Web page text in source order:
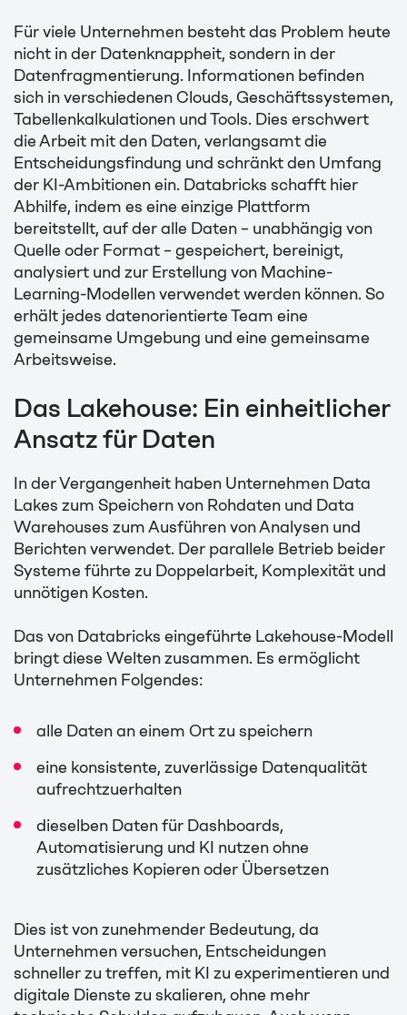
Für viele Unternehmen besteht das Problem heute
nicht in der Datenknappheit, sondern in der
Datenfragmentierung. Informationen befinden
sich in verschiedenen Clouds, Geschäftssystemen,
Tabellenkalkulationen und Tools. Dies erschwert
die Arbeit mit den Daten, verlangsamt die
Entscheidungsfindung und schränkt den Umfang
der KI-Ambitionen ein. Databricks schafft hier
Abhilfe, indem es eine einzige Plattform
bereitstellt, auf der alle Daten – unabhängig von
Quelle oder Format – gespeichert, bereinigt,
analysiert und zur Erstellung von Machine-
Learning-Modellen verwendet werden können. So
erhält jedes datenorientierte Team eine
gemeinsame Umgebung und eine gemeinsame
Arbeitsweise.
Das Lakehouse: Ein einheitlicher
Ansatz für Daten
In der Vergangenheit haben Unternehmen Data
Lakes zum Speichern von Rohdaten und Data
Warehouses zum Ausführen von Analysen und
Berichten verwendet. Der parallele Betrieb beider
Systeme führte zu Doppelarbeit, Komplexität und
unnötigen Kosten.
Das von Databricks eingeführte Lakehouse-Modell
bringt diese Welten zusammen. Es ermöglicht
Unternehmen Folgendes:
alle Daten an einem Ort zu speichern
eine konsistente, zuverlässige Datenqualität
aufrechtzuerhalten
dieselben Daten für Dashboards,
Automatisierung und KI nutzen ohne
zusätzliches Kopieren oder Übersetzen
Dies ist von zunehmender Bedeutung, da
Unternehmen versuchen, Entscheidungen
schneller zu treffen, mit KI zu experimentieren und
digitale Dienste zu skalieren, ohne mehr